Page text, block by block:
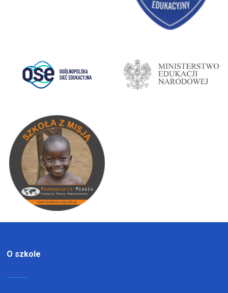
O szkole